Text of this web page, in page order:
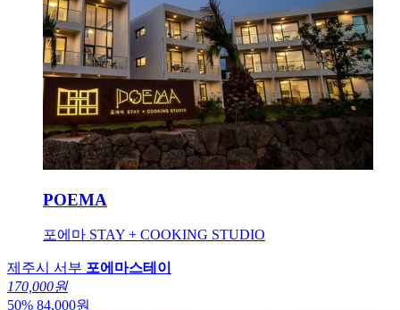
POEMA
포에마 STAY + COOKING STUDIO
제주시 서부 포에마스테이
170,000원
50% 84,000원